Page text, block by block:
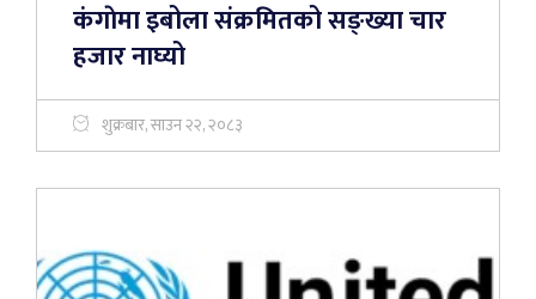
कंगाेमा इबोला संक्रमितको सङ्ख्या चार
हजार नाघ्यो
शुक्रबार, साउन २२, २०८३